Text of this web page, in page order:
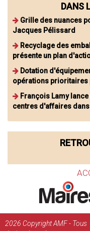
DANS
Grille des nuances
Jacques Pélissard
Recyclage des
présente un plan
Dotation
opérations prioritaires
François Lamy
centres d'affaires
2026 Copyright AMF - Tous